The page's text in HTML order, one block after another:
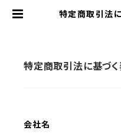
特定商取引法
特定商取引法に基づ
会社名